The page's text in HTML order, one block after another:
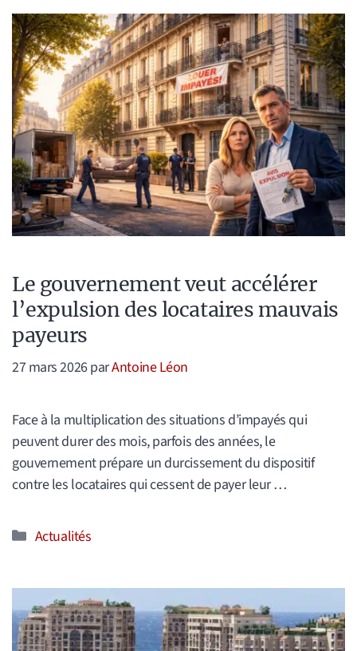
Le gouvernement veut accélérer
l’expulsion des locataires mauvais
payeurs
27 mars 2026parAntoine Léon
Face à la multiplication des situations d’impayés qui
peuvent durer des mois, parfois des années, le
gouvernement prépare un durcissement du dispositif
contre les locataires qui cessent de payer leur …
Catégories
Actualités